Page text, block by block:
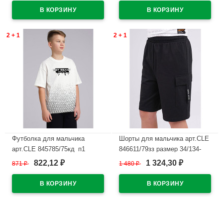
2 + 1
Футболка для мальчика
арт.CLE 845785/75кд_п1
размер 34/134-42/158 цвет
871₽ 822,12 ₽
2 + 1
Шорты для мальчика арт.CLE
846611/79зз размер 34/134-
42/158 цвет черный
1 480₽ 1 324,30 ₽